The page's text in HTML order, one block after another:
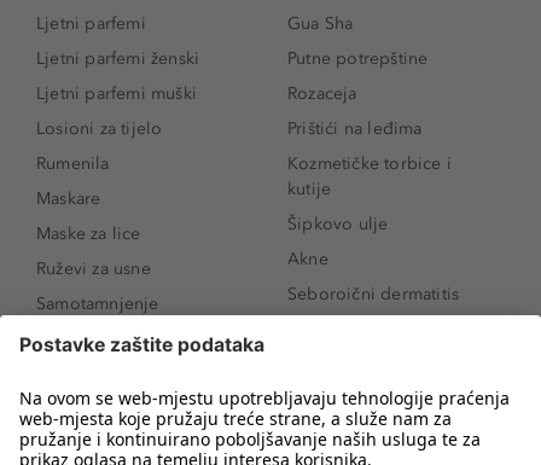
Ljetni parfemi
Ljetni parfemi ženski
Ljetni parfemi muški
Losioni za tijelo
Rumenila
Maskare
Maske za lice
Ruževi za usne
Samotamnjenje
Puderi
Proizvodi za obrve
Sunce i zaštita
Gua Sha
Putne potrepštine
Rozaceja
Prištići na leđima
Kozmetičke torbice i
kutije
Šipkovo ulje
Akne
Seboroični dermatitis
Novo
Koji mi parfem
odgovara?